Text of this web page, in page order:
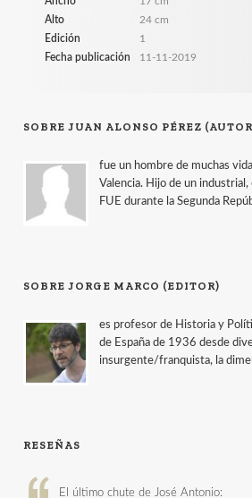
Alto
24 cm
Edición
1
Fecha publicación
11-11-2019
SOBRE JUAN ALONSO PÉREZ
fue un hombre de muchas
Valencia. Hijo de un
FUE durante la Segunda
SOBRE JORGE MARCO (EDITOR)
es profesor de Historia y
de España de 1936 desde
insurgente/franquista, la
RESEÑAS
El último chute de José Antonio: